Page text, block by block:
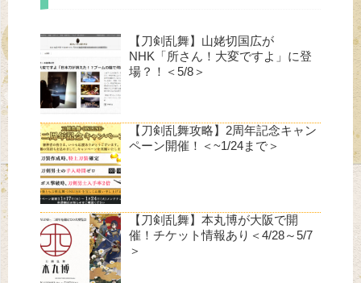
【刀剣乱舞】山姥切国広が
NHK「所さん！大変ですよ」に登
場？！＜5/8＞
【刀剣乱舞攻略】2周年記念キャン
ペーン開催！＜~1/24まで＞
【刀剣乱舞】本丸博が大阪で開
催！チケット情報あり＜4/28～5/7
＞